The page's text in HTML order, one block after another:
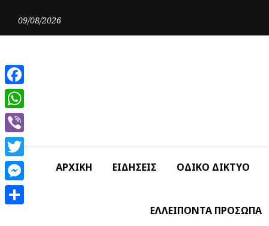
09/08/2026
ΑΡΧΙΚΗ ΕΙΔΗΣΕΙΣ ΟΔΙΚΟ ΔΙΚΤΥΟ
ΕΛΛΕΙΠΟΝΤΑ ΠΡΟΣΩΠΑ
Facebook
WhatsApp
Viber
Twitter
Messenger